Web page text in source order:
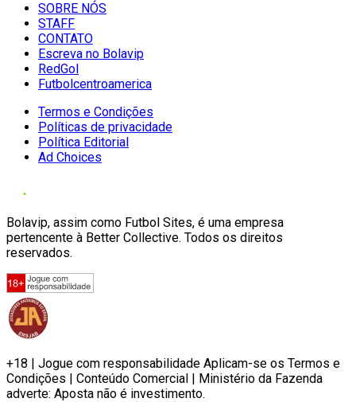
SOBRE NÓS
STAFF
CONTATO
Escreva no Bolavip
RedGol
Futbolcentroamerica
Termos e Condições
Políticas de privacidade
Política Editorial
Ad Choices
Bolavip, assim como Futbol Sites, é uma empresa
pertencente à Better Collective. Todos os direitos
reservados.
+18 | Jogue com responsabilidade Aplicam-se os Termos e
Condições | Conteúdo Comercial | Ministério da Fazenda
adverte: Aposta não é investimento.